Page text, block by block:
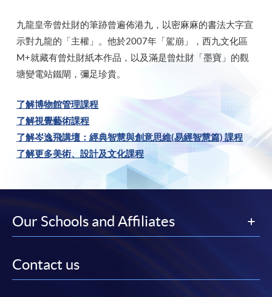
九龍皇帝曾灶財的筆跡曾遍佈港九，以密麻麻的書法大字宣
示對九龍的「主權」。他於2007年「駕崩」，西九文化區
M+就藏有曾灶財紙本作品，以及滿是曾灶財「墨寶」的觀
塘變電站鐵閘，彌足珍貴。
了解博物館管理課程
了解視覺藝術課程
了解岑逸飛講壇：經典智慧與創意思維(易經智慧篇) 課程
了解更多美術、設計及文化課程
Our Schools and Affiliates
Contact us